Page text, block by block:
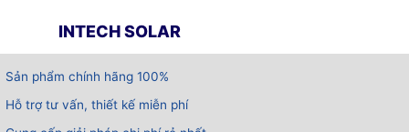
INTECH SOLAR
Sản phẩm chính hãng 100%
Hỗ trợ tư vấn, thiết kế miễn phí